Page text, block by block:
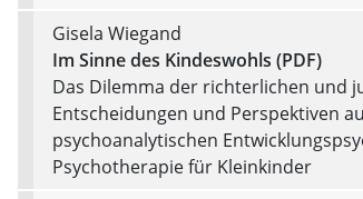
Gisela Wiegand
Im Sinne des Kindeswohls (PDF)
Das Dilemma der richterlichen und
Entscheidungen und Perspektiven
psychoanalytischen
Psychotherapie für Kleinkinder